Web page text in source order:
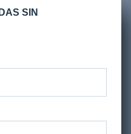
SIN